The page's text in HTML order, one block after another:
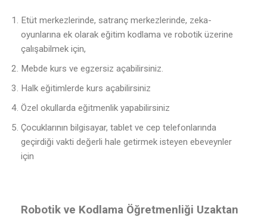
Etüt merkezlerinde, satranç merkezlerinde, zeka-
oyunlarına ek olarak eğitim kodlama ve robotik üzerine
çalışabilmek için,
Mebde kurs ve egzersiz açabilirsiniz.
Halk eğitimlerde kurs açabilirsiniz
Özel okullarda eğitmenlik yapabilirsiniz
Çocuklarının bilgisayar, tablet ve cep telefonlarında
geçirdiği vakti değerli hale getirmek isteyen ebeveynler
için
Robotik ve Kodlama Öğretmenliği Uzaktan